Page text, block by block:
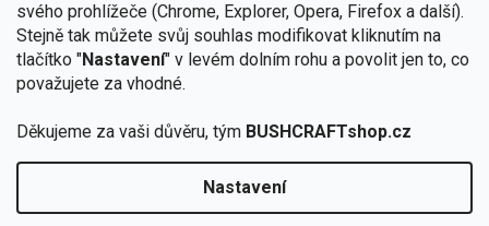
svého prohlížeče (Chrome, Explorer, Opera, Firefox a další).
Stejně tak můžete svůj souhlas modifikovat kliknutím na
tlačítko "Nastavení" v levém dolním rohu a povolit jen to, co
považujete za vhodné.
Děkujeme za vaši důvěru, tým BUSHCRAFTshop.cz
Nastavení
podmínkami ochrany osobních údajů
Copyright 2026BUSHCRAFTshop.cz. Všechna práva